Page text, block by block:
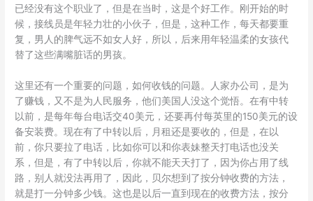
已经没有这个职业了，但是在当时，这是个好工作。刚开始的时
候，接线员是年轻力壮的小伙子，但是，这种工作，每天都要重
复，男人的脾气远不如女人好，所以，后来用年轻温柔的女孩代
替了这些满嘴脏话的男孩。
这里还有一个重要的问题，如何收钱的问题。人家办公司，是为
了赚钱，又不是为人民服务，他们美国人没这个觉悟。在有中转
以前，是每年每台电话交40美元，还要再付每英里的150美元的设
备安装费。现在有了中转以后，月租还是要收的，但是，在以
前，你只要拉了电话，比如你可以和你表妹整天打电话也没关
系，但是，有了中转以后，你就不能天天打了，因为你占用了线
路，别人就没法再用了，因此，贝尔想到了按分钟收费的方法，
就是打一分钟多少钱。这也是以后一直到现在的收费方法，按分